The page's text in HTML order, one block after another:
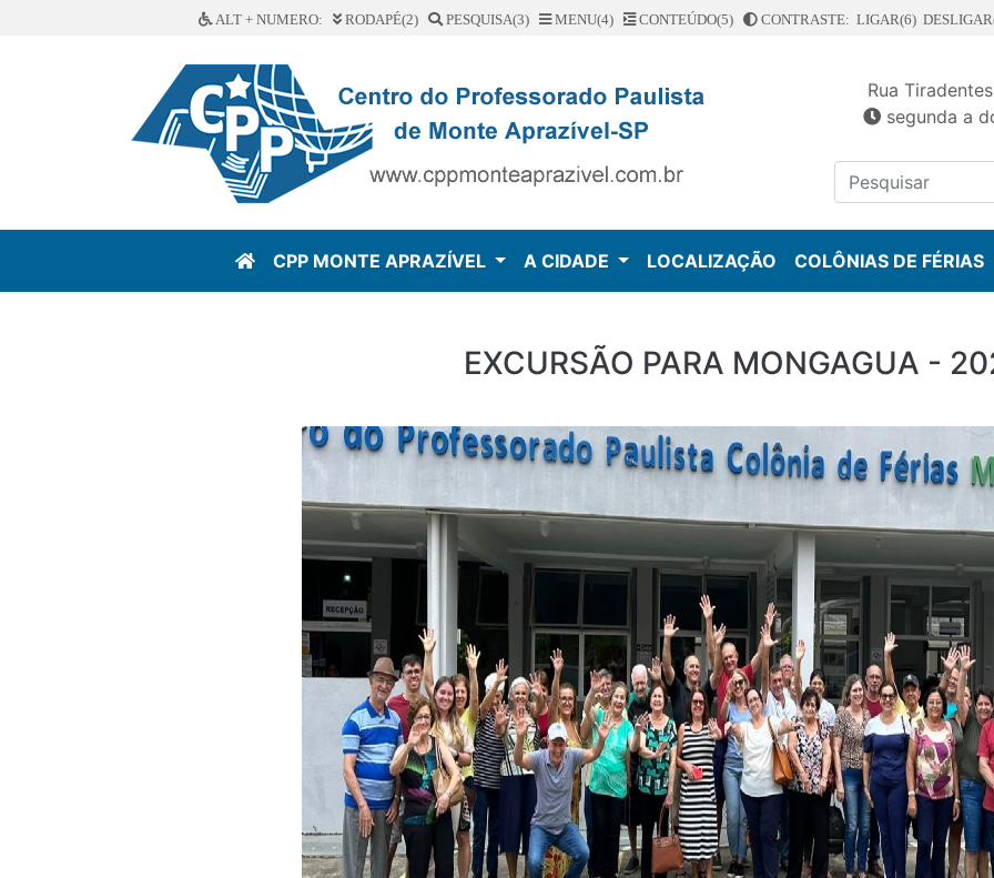
ALT + NUMERO: RODAPÉ(2) PESQUISA(3) MENU(4) CONTEÚDO(5) CONTRASTE: LIGAR(6)
Rua
segunda a
CPP MONTE APRAZÍVEL A CIDADE LOCALIZAÇÃO COLÔNIAS DE FÉRIAS
EXCURSÃO PARA MONGAGUA -